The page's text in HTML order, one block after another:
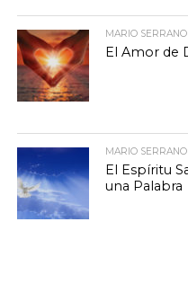
MARIO SERRANO
El Amor de
MARIO SERRANO
El Espíritu
una Palabra